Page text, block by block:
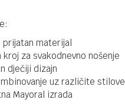
prijatan materijal
kroj za svakodnevno nošenje
dječiji dizajn
uz različite stilove
Mayoral izrada